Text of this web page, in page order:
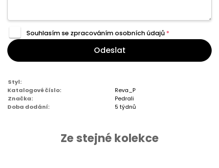
Souhlasím se zpracovánímosobních údajů *
Odeslat
Styl:
Katalogové číslo:
Reva_P
Značka:
Pedrali
Doba dodání:
5 týdnů
Ze stejné kolekce